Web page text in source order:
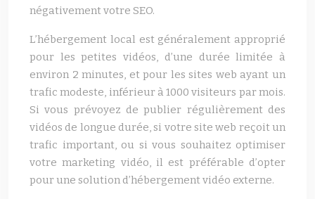
négativement votre SEO.
L’hébergement local est généralement approprié
pour les petites vidéos, d’une durée limitée à
environ 2 minutes, et pour les sites web ayant un
trafic modeste, inférieur à 1000 visiteurs par mois.
Si vous prévoyez de publier régulièrement des
vidéos de longue durée, si votre site web reçoit un
trafic important, ou si vous souhaitez optimiser
votre marketing vidéo, il est préférable d’opter
pour une solution d’hébergement vidéo externe.